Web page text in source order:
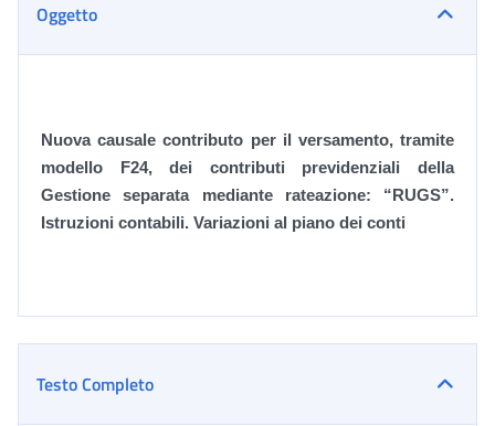
Oggetto
Nuova causale contributo per il versamento, tramite
modello F24, dei contributi previdenziali della
Gestione separata mediante rateazione: “RUGS”.
Istruzioni contabili. Variazioni al piano dei conti
Testo Completo